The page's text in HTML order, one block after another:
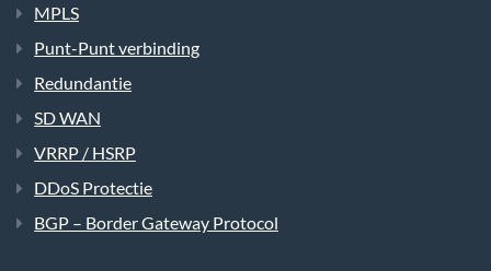
MPLS
Punt-Punt verbinding
Redundantie
SD WAN
VRRP / HSRP
DDoS Protectie
BGP – Border Gateway Protocol